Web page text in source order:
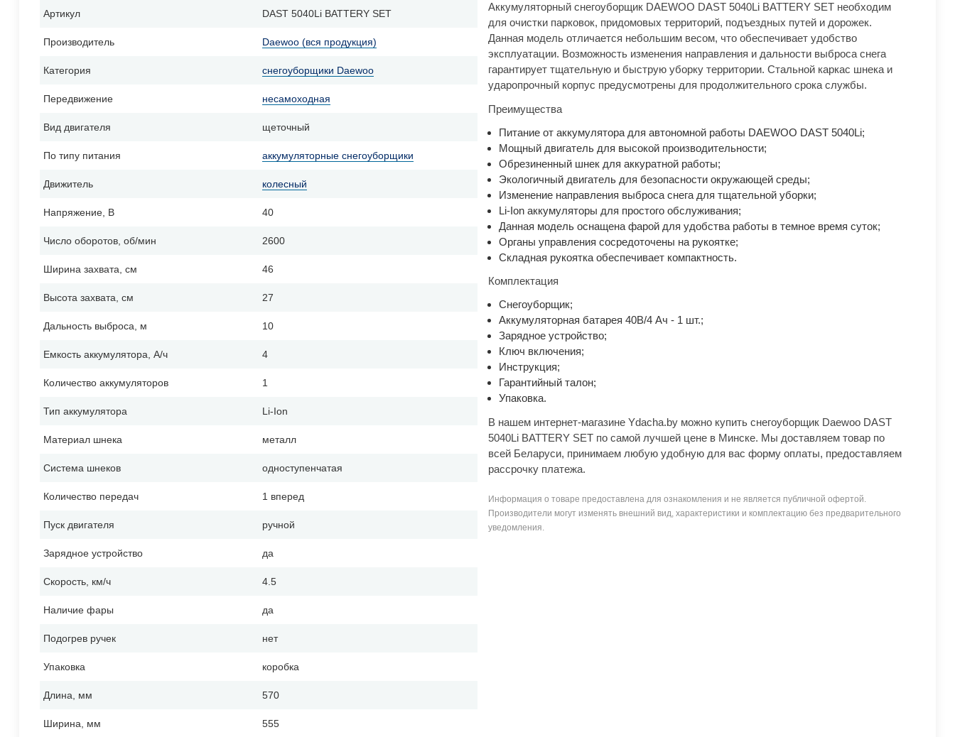
Артикул DAST 5040Li BATTERY SET
Производитель Daewoo (вся продукция)
Категория снегоуборщики Daewoo
Передвижение несамоходная
Вид двигателя щеточный
По типу питания аккумуляторные снегоуборщики
Движитель колесный
Напряжение, В 40
Число оборотов, об/мин 2600
Ширина захвата, см 46
Высота захвата, см 27
Дальность выброса, м 10
Емкость аккумулятора, А/ч 4
Количество аккумуляторов 1
Тип аккумулятора Li-Ion
Материал шнека металл
Система шнеков одноступенчатая
Количество передач 1 вперед
Пуск двигателя ручной
Зарядное устройство да
Скорость, км/ч 4.5
Наличие фары да
Подогрев ручек нет
Упаковка коробка
Длина, мм 570
Ширина, мм 555
Аккумуляторный снегоуборщик DAEWOO DAST 5040Li BATTERY SET необходим
для очистки парковок, придомовых территорий, подъездных путей и дорожек.
Данная модель отличается небольшим весом, что обеспечивает удобство
эксплуатации. Возможность изменения направления и дальности выброса снега
гарантирует тщательную и быструю уборку территории. Стальной каркас шнека и
ударопрочный корпус предусмотрены для продолжительного срока службы.
Преимущества
Питание от аккумулятора для автономной работы DAEWOO DAST 5040Li;
Мощный двигатель для высокой производительности;
Обрезиненный шнек для аккуратной работы;
Экологичный двигатель для безопасности окружающей среды;
Изменение направления выброса снега для тщательной уборки;
Li-Ion аккумуляторы для простого обслуживания;
Данная модель оснащена фарой для удобства работы в темное время суток;
Органы управления сосредоточены на рукоятке;
Складная рукоятка обеспечивает компактность.
Комплектация
Снегоуборщик;
Аккумуляторная батарея 40В/4 Ач - 1 шт.;
Зарядное устройство;
Ключ включения;
Инструкция;
Гарантийный талон;
Упаковка.
В нашем интернет-магазине Ydacha.by можно купить снегоуборщик Daewoo DAST
5040Li BATTERY SET по самой лучшей цене в Минске. Мы доставляем товар по
всей Беларуси, принимаем любую удобную для вас форму оплаты, предоставляем
рассрочку платежа.
Информация о товаре предоставлена для ознакомления и не является публичной офертой.
Производители могут изменять внешний вид, характеристики и комплектацию без предварительного
уведомления.